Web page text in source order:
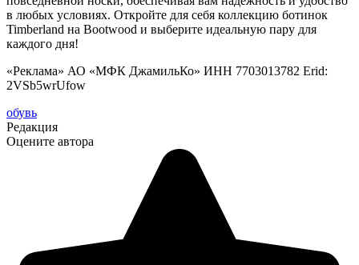
в любых условиях. Откройте для себя коллекцию ботинок
Timberland на Bootwood и выберите идеальную пару для
каждого дня!
«Реклама» АО «МФК ДжамильКо» ИНН 7703013782 Erid:
2VSb5wrUfow
обувь
Редакция
Оцените автора